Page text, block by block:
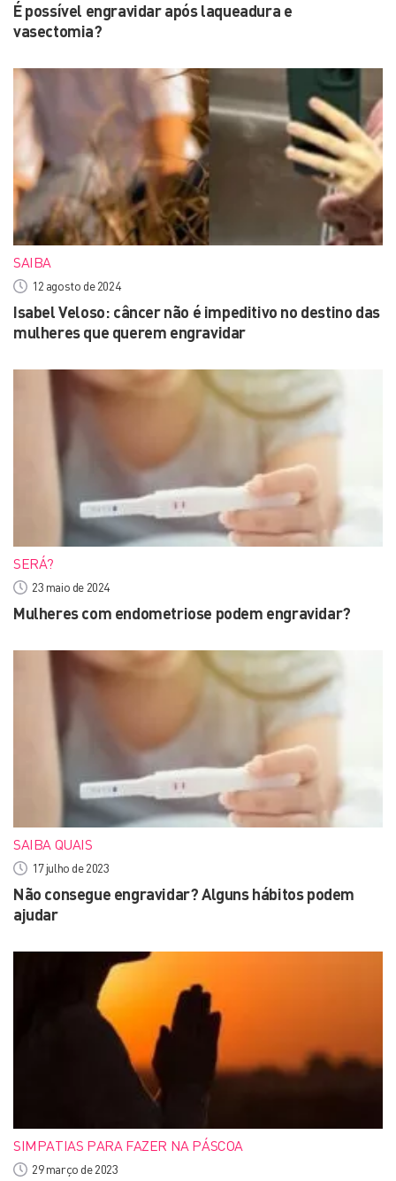
É possível engravidar após laqueadura e
vasectomia?
SAIBA
12 agosto de 2024
Isabel Veloso: câncer não é impeditivo no destino das
mulheres que querem engravidar
SERÁ?
23 maio de 2024
Mulheres com endometriose podem engravidar?
SAIBA QUAIS
17 julho de 2023
Não consegue engravidar? Alguns hábitos podem
ajudar
SIMPATIAS PARA FAZER NA PÁSCOA
29 março de 2023